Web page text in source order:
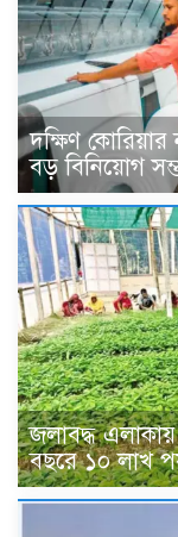
দক্ষিণ
বড় বিনিয়োগ
জলাবদ্ধ
বছরে ১০ লাখ